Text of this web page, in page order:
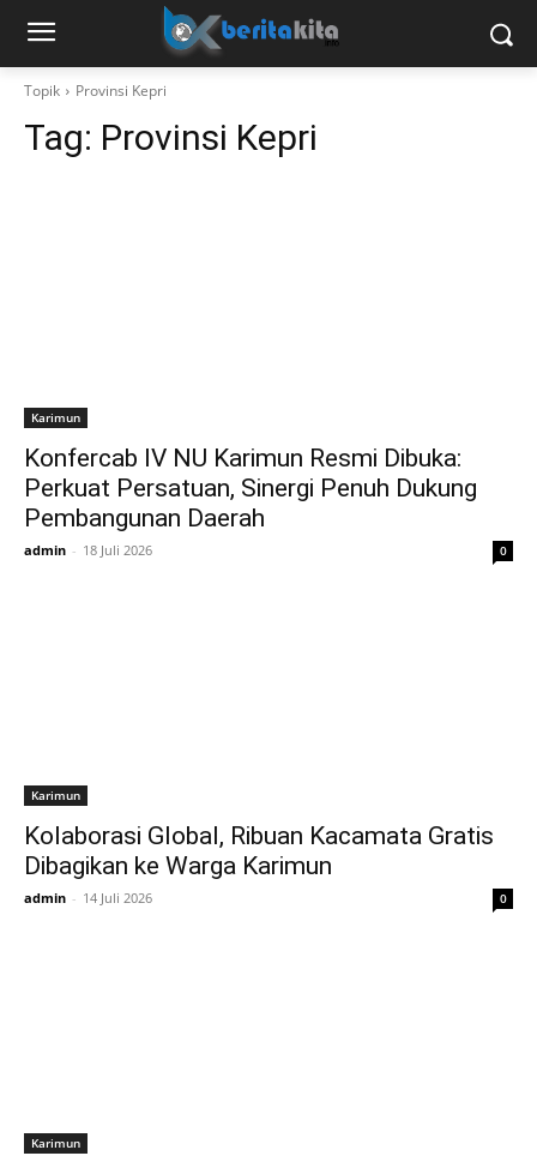
Topik Provinsi Kepri
Tag: Provinsi Kepri
Karimun
Konfercab IV NU Karimun Resmi Dibuka:
Perkuat Persatuan, Sinergi Penuh Dukung
Pembangunan Daerah
admin - 18 Juli 2026 0
Karimun
Kolaborasi Global, Ribuan Kacamata Gratis
Dibagikan ke Warga Karimun
admin - 14 Juli 2026 0
Karimun